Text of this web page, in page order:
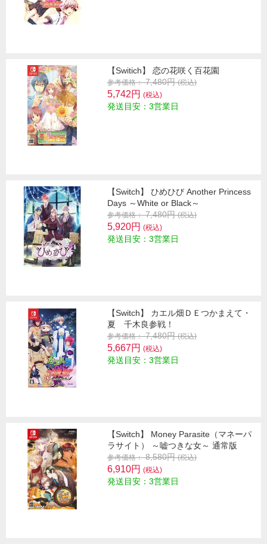
【Switich】 恋の花咲く百花園
参考価格： 7,480円(税込)
5,742円 (税込)
発送目安：3営業日
【Switch】 ひめひび Another Princess
Days ～White or Black～
参考価格： 7,480円(税込)
5,920円 (税込)
発送目安：3営業日
【Switch】 カエル畑ＤＥつかまえて・
夏 千木良参戦！
参考価格： 7,480円(税込)
5,667円 (税込)
発送目安：3営業日
【Switch】 Money Parasite（マネーパ
ラサイト） ～嘘つきな女～ 通常版
参考価格： 8,580円(税込)
6,910円 (税込)
発送目安：3営業日